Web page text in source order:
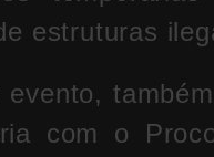
estruturas
evento,
com o